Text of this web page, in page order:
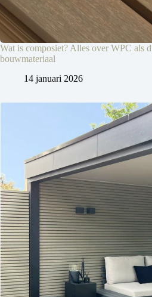
Wat is composiet? Alles over WPC als
bouwmateriaal
14 januari 2026